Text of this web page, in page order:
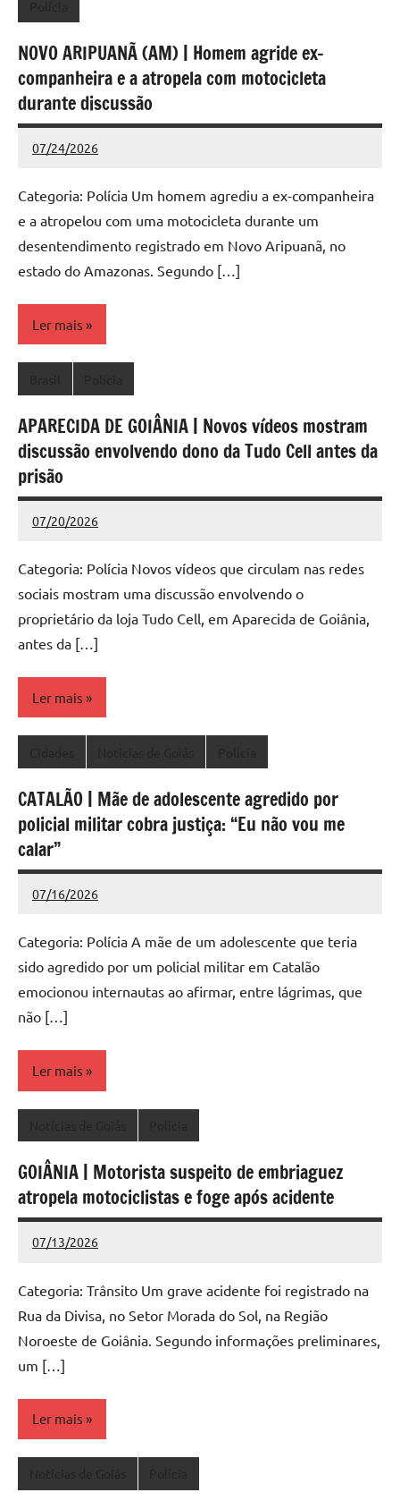
NOVO ARIPUANÃ (AM) | Homem agride ex-
companheira e a atropela com motocicleta
durante discussão
07/24/2026
Redação
Nenhum
Categoria: Polícia Um homem agrediu a ex-companheira
e a atropelou com uma motocicleta durante um
desentendimento registrado em Novo Aripuanã, no
estado do Amazonas. Segundo […]
Ler mais
APARECIDA DE GOIÂNIA | Novos vídeos mostram
discussão envolvendo dono da Tudo Cell antes da
prisão
07/20/2026
Redação
Nenhum
Categoria: Polícia Novos vídeos que circulam nas redes
sociais mostram uma discussão envolvendo o
proprietário da loja Tudo Cell, em Aparecida de Goiânia,
antes da […]
Ler mais
CATALÃO | Mãe de adolescente agredido por
policial militar cobra justiça: “Eu não vou me
calar”
07/16/2026
Redação
Nenhum
Categoria: Polícia A mãe de um adolescente que teria
sido agredido por um policial militar em Catalão
emocionou internautas ao afirmar, entre lágrimas, que
não […]
Ler mais
GOIÂNIA | Motorista suspeito de embriaguez
atropela motociclistas e foge após acidente
07/13/2026
Redação
Nenhum
Categoria: Trânsito Um grave acidente foi registrado na
Rua da Divisa, no Setor Morada do Sol, na Região
Noroeste de Goiânia. Segundo informações preliminares,
um […]
Ler mais